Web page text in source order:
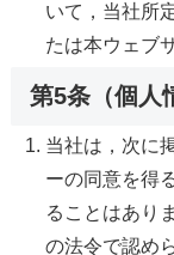
いて，当社所
たは本ウェブ
第5条（個人
当社は，次に
ーの同意を得
ることはあり
の法令で認め